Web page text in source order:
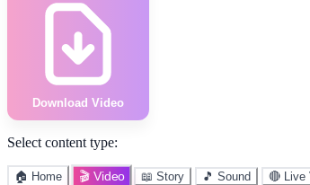
Download Video
Select content type:
🏠 Home 🎬 Video 📖 Story 🎵 Sound 🔴 Live